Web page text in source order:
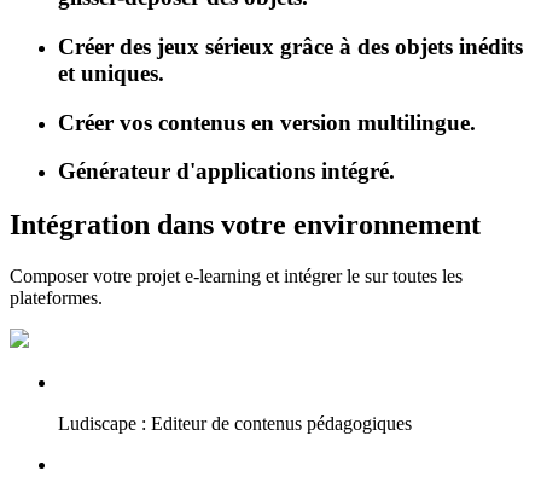
Créer des jeux sérieux grâce à des objets inédits
et uniques.
Créer vos contenus en version multilingue.
Générateur d'applications intégré.
Intégration dans votre environnement
Composer votre projet e-learning et intégrer le sur toutes les
plateformes.
Ludiscape : Editeur de contenus pédagogiques